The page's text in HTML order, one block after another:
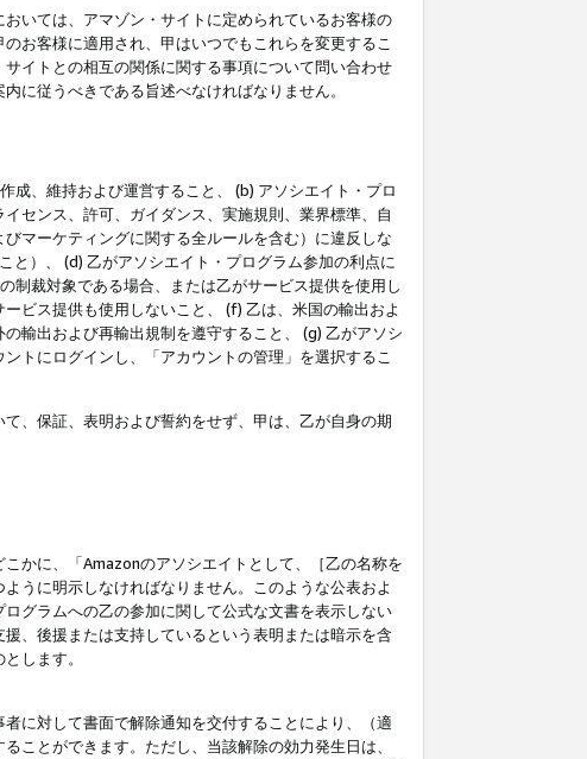
いては、アマゾン・サイトに定められているお客様の
お客様に適用され、甲はいつでもこれらを変更するこ
イトとの相互の関係に関する事項について問い合わせ
に従うべきである旨述べなければなりません。
成、維持および運営すること、 (b) アソシエイト・プロ
センス、許可、ガイダンス、実施規則、業界標準、自
マーケティングに関する全ルールを含む）に違反しな
と）、 (d) 乙がアソシエイト・プログラム参加の利点に
制裁対象である場合、または乙がサービス提供を使用し
ビス提供も使用しないこと、 (f) 乙は、米国の輸出およ
輸出および再輸出規制を遵守すること、 (g) 乙がアソシ
トにログインし、「アカウントの管理」を選択するこ
、保証、表明および誓約をせず、甲は、乙が自身の期
かに、「Amazonのアソシエイトとして、［乙の名称を
うに明示しなければなりません。このような公表およ
グラムへの乙の参加に関して公式な文書を表示しない
、後援または支持しているという表明または暗示を含
します。
に対して書面で解除通知を交付することにより、（適
ことができます。ただし、当該解除の効力発生日は、